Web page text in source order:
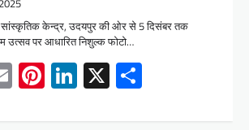
सांस्कृतिक केन्द्र, उदयपुर की ओर से 5 दिसंबर तक
उत्सव पर आधारित निशुल्क फोटो…
EmailPinterest
LinkedIn
X